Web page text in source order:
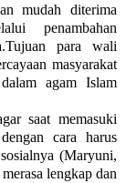
mudah diterima
penambahan
para wali
masyarakat
agam Islam
saat memasuki
cara harus
(Maryuni,
lengkap dan